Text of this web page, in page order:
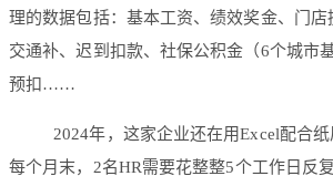
理的数据包括：基本工资、绩效奖金、门
交通补、迟到扣款、社保公积金（6个城市
预扣……
2024年，这家企业还在用Excel配合纸
每个月末，2名HR需要花整整5个工作日反